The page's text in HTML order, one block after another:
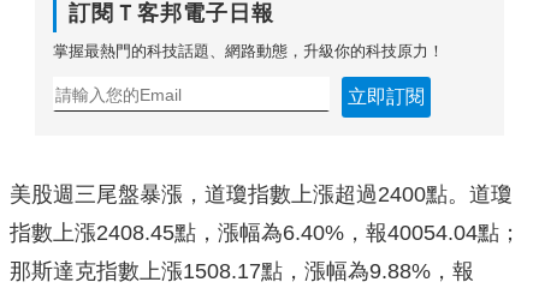
訂閱Ｔ客邦電子日報
掌握最熱門的科技話題、網路動態，升級你的科技原力！
立即訂閱
美股週三尾盤暴漲，道瓊指數上漲超過2400點。道瓊
指數上漲2408.45點，漲幅為6.40%，報40054.04點；
那斯達克指數上漲1508.17點，漲幅為9.88%，報